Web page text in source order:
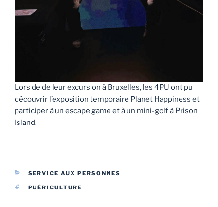
Lors de de leur excursion à Bruxelles, les 4PU ont pu
découvrir l’exposition temporaire Planet Happiness et
participer à un escape game et à un mini-golf à Prison
Island.
CATÉGORIES
SERVICE AUX PERSONNES
ÉTIQUETTES
PUÉRICULTURE